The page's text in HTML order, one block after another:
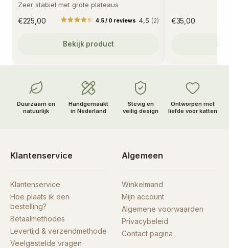
Zeer stabiel met grote plateaus
€225,00 4.5 / 0 reviews 4,5 (2)
Bekijk product
€35,00
Duurzaam en
natuurlijk
Handgemaakt
in Nederland
Stevig en
veilig design
Ontworpen met
liefde voor katten
Klantenservice
Klantenservice
Hoe plaats ik een
bestelling?
Betaalmethodes
Levertijd & verzendmethode
Veelgestelde vragen
Algemeen
Winkelmand
Mijn account
Algemene voorwaarden
Privacybeleid
Contact pagina